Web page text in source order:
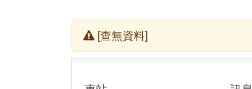
[查無資料]